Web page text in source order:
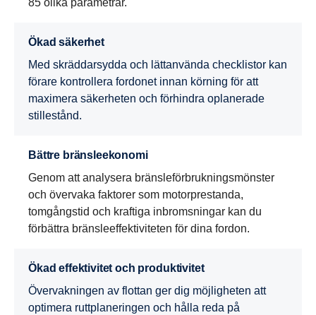
85 olika parametrar.
Ökad säkerhet
Med skräddarsydda och lättanvända checklistor kan
förare kontrollera fordonet innan körning för att
maximera säkerheten och förhindra oplanerade
stillestånd.
Bättre bränsleekonomi
Genom att analysera bränsleförbrukningsmönster
och övervaka faktorer som motorprestanda,
tomgångstid och kraftiga inbromsningar kan du
förbättra bränsleeffektiviteten för dina fordon.
Ökad effektivitet och produktivitet
Övervakningen av flottan ger dig möjligheten att
optimera ruttplaneringen och hålla reda på